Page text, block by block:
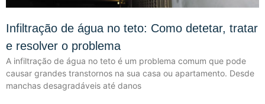
Infiltração de água no teto: Como detetar, tratar
e resolver o problema
A infiltração de água no teto é um problema comum que pode
causar grandes transtornos na sua casa ou apartamento. Desde
manchas desagradáveis até danos